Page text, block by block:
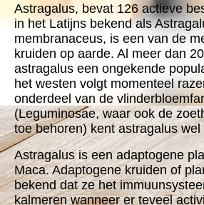
Astragalus, bevat 126 actieve
in het Latijns bekend als
membranaceus, is een van de
kruiden op aarde. Al meer dan
astragalus een ongekende
het westen volgt momenteel
onderdeel van de
(Leguminosae, waar ook de
toe behoren) kent astragalus
Astragalus is een adaptogene
Maca. Adaptogene kruiden of
bekend dat ze het
kalmeren wanneer er teveel